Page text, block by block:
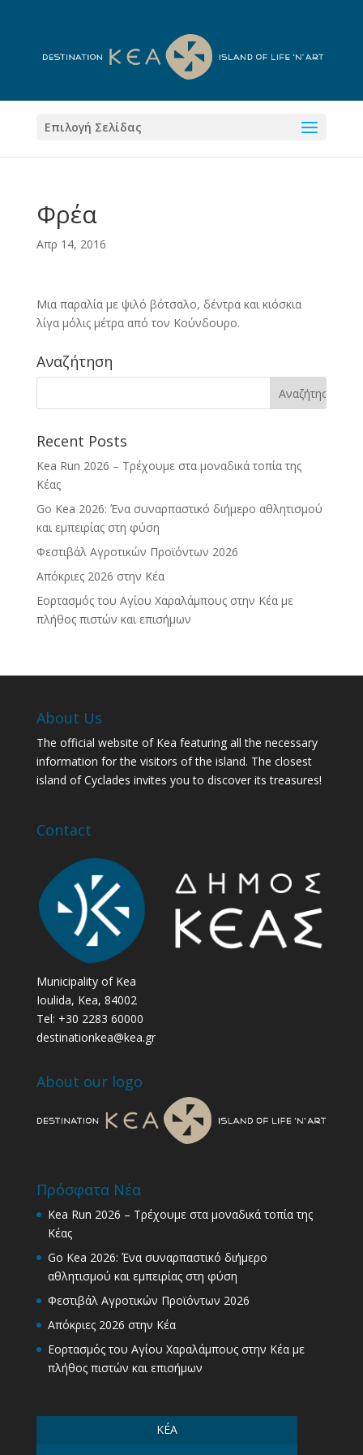
Επιλογή Σελίδας
Φρέα
Απρ 14, 2016
Μια παραλία με ψιλό βότσαλο, δέντρα και κιόσκια
λίγα μόλις μέτρα από τον Κούνδουρο.
Αναζήτηση
Recent Posts
Kea Run 2026 – Τρέχουμε στα μοναδικά τοπία της
Κέας
Go Kea 2026: Ένα συναρπαστικό διήμερο αθλητισμού
και εμπειρίας στη φύση
Φεστιβάλ Αγροτικών Προϊόντων 2026
Απόκριες 2026 στην Κέα
Εορτασμός του Αγίου Χαραλάμπους στην Κέα με
πλήθος πιστών και επισήμων
About Us
The official website of Kea featuring all the necessary
information for the visitors of the island. The closest
island of Cyclades invites you to discover its treasures!
Contact
Municipality of Kea
Ioulida, Kea, 84002
Tel: +30 2283 60000
destinationkea@kea.gr
About our logo
Πρόσφατα Νέα
Kea Run 2026 – Τρέχουμε στα μοναδικά τοπία της
Κέας
Go Kea 2026: Ένα συναρπαστικό διήμερο
αθλητισμού και εμπειρίας στη φύση
Φεστιβάλ Αγροτικών Προϊόντων 2026
Απόκριες 2026 στην Κέα
Εορτασμός του Αγίου Χαραλάμπους στην Κέα με
πλήθος πιστών και επισήμων
KÉA